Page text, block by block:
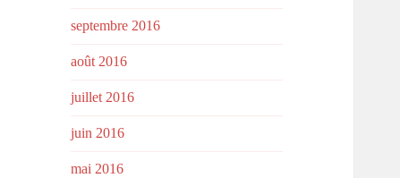
septembre 2016
août 2016
juillet 2016
juin 2016
mai 2016